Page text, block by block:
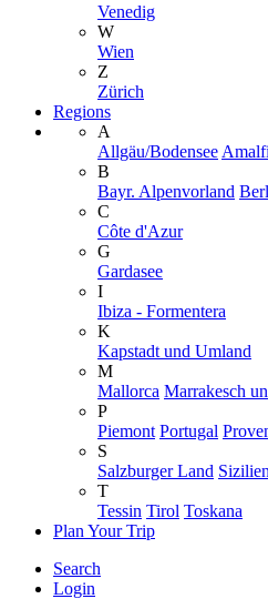
Venedig
W
Wien
Z
Zürich
Regions
A
Allgäu/Bodensee
B
Bayr. Alpenvorland
C
Côte d'Azur
G
Gardasee
I
Ibiza - Formentera
K
Kapstadt und Umland
M
Mallorca Marrakesch
P
Piemont Portugal
S
Salzburger Land Sizilien
T
Tessin Tirol Toskana
Plan Your Trip
Search
Login